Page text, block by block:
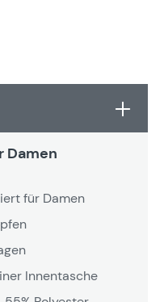
Damen
für Damen
Innentasche